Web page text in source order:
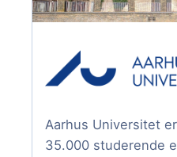
Aarhus Universitet
35.000 studerende